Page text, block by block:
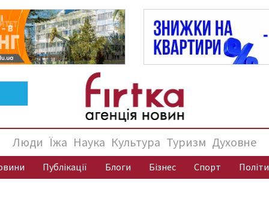
Люди Їжа Наука Культура Туризм Духовне
Публікації Блоги Бізнес Спорт